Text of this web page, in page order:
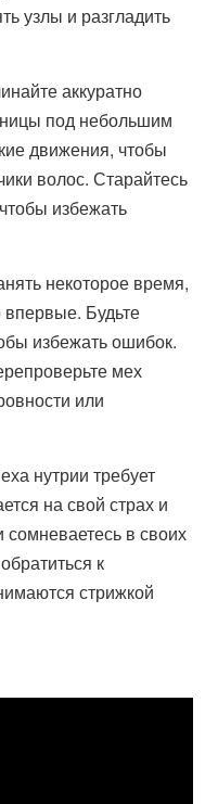
узлы и разгладить
аккуратно
под небольшим
движения, чтобы
волос. Старайтесь
избежать
некоторое время,
впервые. Будьте
избежать ошибок.
мех
или
нутрии требует
на свой страх и
сомневаетесь в своих
к
стрижкой